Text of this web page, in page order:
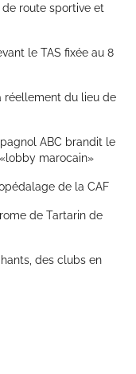
route sportive et
le TAS fixée au 8
réellement du lieu de
ABC brandit le
marocain»
de la CAF
de Tartarin de
des clubs en